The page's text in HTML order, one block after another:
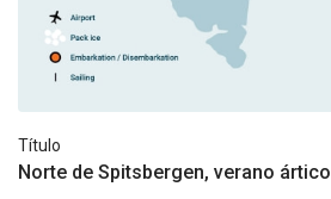
Título
Norte de Spitsbergen, verano ártico